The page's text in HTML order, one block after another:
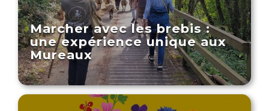
Marcher avec les brebis :
une expérience unique aux
Mureaux